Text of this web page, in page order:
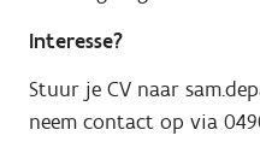
Interesse?
Stuur je CV naar
neem contact op via